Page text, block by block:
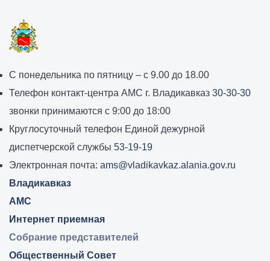
График
работы
администрации
местного
самоуправления
города
Владикавказ:
С понедельника по пятницу – с 9.00 до 18.00
Телефон контакт-центра АМС г. Владикавказ 30-30-30
звонки принимаются с 9:00 до 18:00
Круглосуточный телефон Единой дежурной
диспетчерской службы 53-19-19
Электронная почта: ams@vladikavkaz.alania.gov.ru
Владикавказ
АМС
Интернет приемная
Собрание представителей
Общественный Совет